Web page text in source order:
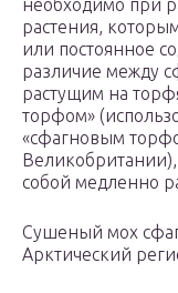
необходимо при
растения,
или постоянное
различие между
растущим на
торфом»
«сфагновым
собой медленно
Сушеный мох
Арктический